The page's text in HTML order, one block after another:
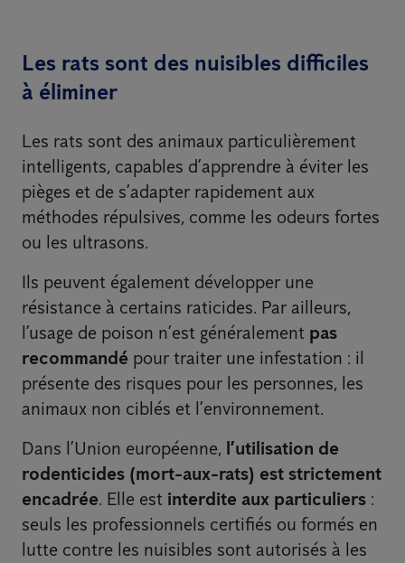
Les rats sont des nuisibles difficiles
à éliminer
Les rats sont des animaux particulièrement
intelligents, capables d’apprendre à éviter les
pièges et de s’adapter rapidement aux
méthodes répulsives, comme les odeurs fortes
ou les ultrasons.
Ils peuvent également développer une
résistance à certains raticides. Par ailleurs,
l’usage de poison n’est généralement pas
recommandé pour traiter une infestation : il
présente des risques pour les personnes, les
animaux non ciblés et l’environnement.
Dans l’Union européenne, l’utilisation de
rodenticides (mort-aux-rats) est strictement
encadrée. Elle est interdite aux particuliers :
seuls les professionnels certifiés ou formés en
lutte contre les nuisibles sont autorisés à les